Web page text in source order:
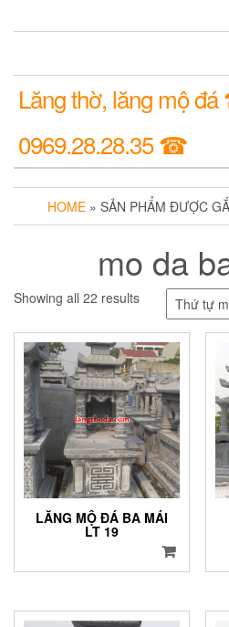
Lăng thờ, lăng mộ
0969.28.28.35 ☎
HOME » SẢN PHẨM ĐƯỢC
mo da
Showing all 22 results
LĂNG MỘ ĐÁ BA MÁI
LT 19